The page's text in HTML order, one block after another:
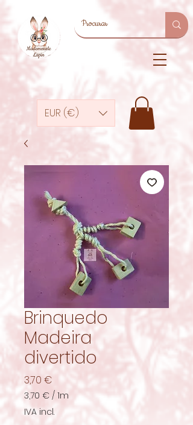
EUR (€)
Brinquedo
Madeira
divertido
3,70 € Preço
3,70 € / 1m
3,70 €
por
IVA incl.